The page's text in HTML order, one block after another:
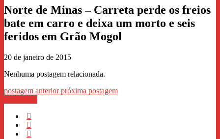
Norte de Minas – Carreta perde os freios
bate em carro e deixa um morto e seis
feridos em Grão Mogol
20 de janeiro de 2015
Nenhuma postagem relacionada.
postagem anteriorpróxima postagem